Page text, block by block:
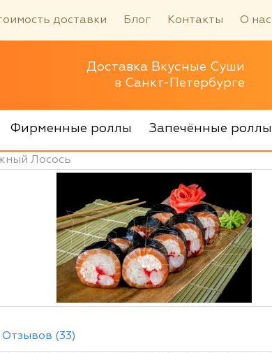
доставки Блог Контакты О нас
Доставка Вкусные Суши
в Санкт-Петербурге
Фирменные роллы Запечённые роллы
Лосось
Отзывов (33)